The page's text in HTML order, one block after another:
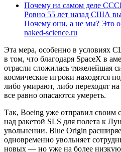
Почему на самом деле
Ровно 55 лет назад США
Почему они, а не мы? Это
naked-science.ru
Эта мера, особенно в условиях
в том, что благодаря SpaceX в
отрасли сложилась тяжелейшая
космические игроки находятся
либо умирают, либо переходят
все равно опасаются умереть.
Так, Boeing уже отправил своим
над ракетой SLS для полета к
увольнении. Blue Origin
одновременно увольняет
новых — но уже на более